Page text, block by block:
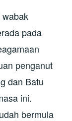
pada
penganut
dan Batu
ini.
bermula